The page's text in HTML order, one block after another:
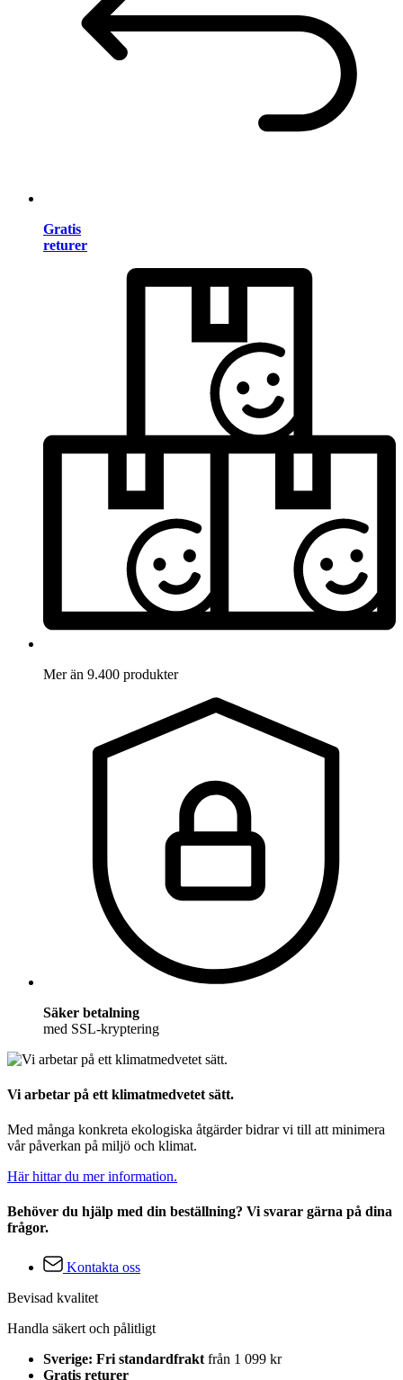
Gratis
returer
Mer än 9.400 produkter
Säker betalning
med SSL-kryptering
Vi arbetar på ett klimatmedvetet sätt.
Med många konkreta ekologiska åtgärder bidrar vi till att minimera
vår påverkan på miljö och klimat.
Här hittar du mer information.
Behöver du hjälp med din beställning? Vi svarar gärna på dina
frågor.
Kontakta oss
Bevisad kvalitet
Handla säkert och pålitligt
Sverige: Fri standardfrakt från 1 099 kr
Gratis returer